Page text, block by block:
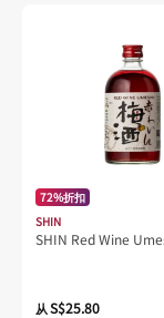
72%折扣
SHIN
SHIN Red Wine
从S$25.80